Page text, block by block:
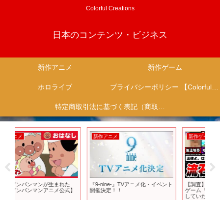
Colorful Creations
日本のコンテンツ・ビジネス
新作アニメ 新作ゲーム
ホロライブ プライバシーポリシー 【Colorful Creation】
特定商取引法に基づく表記（商取引に関する開示）
新作アニメ
『9-nine-』TVアニメ化・イベント
開催決定！！
新作ゲーム
【調査】法律の限界を感じた新作
ゲーム「キノコ伝説」が闇市と化
していた件について…W【キノコ